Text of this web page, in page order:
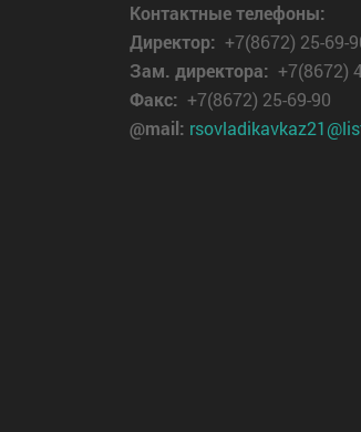
Контактные телефоны:
Директор: +7(8672) 25-69-
Зам. директора: +7(8672)
Факс: +7(8672) 25-69-90
@mail: